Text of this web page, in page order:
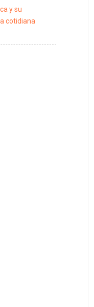
y su
cotidiana